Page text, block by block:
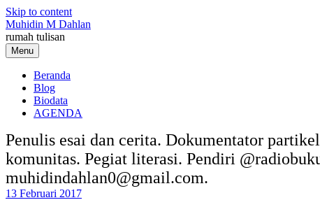
Skip to content
Muhidin M Dahlan
rumah tulisan
Menu
Beranda
Blog
Biodata
AGENDA
Penulis esai dan cerita. Dokumentator
komunitas. Pegiat literasi. Pendiri
muhidindahlan0@gmail.com.
13 Februari 2017